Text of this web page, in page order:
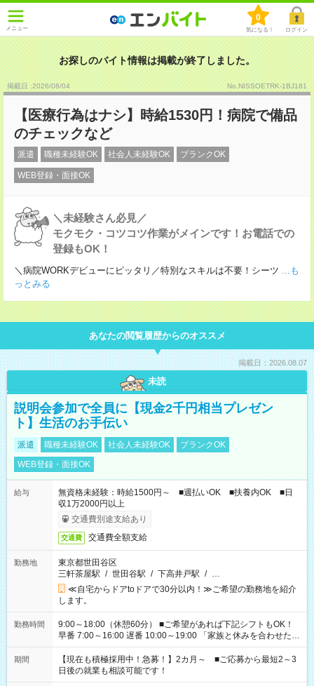
メニュー
0
気になる！ ログイン
お探しのバイト情報は掲載が終了しました。
掲載日 :2026/08/04 No.NISSOETRK-1BJ181
【医療行為はナシ】時給1530円！病院で備品
のチェックなど
派遣 職種未経験OK 社会人未経験OK ブランクOK
WEB登録・面接OK
＼未経験さん必見／
モクモク・コツコツ作業がメインです！お電話での
登録もOK！
＼病院WORKデビューにピッタリ／特別なスキルは不要！シーツ ...も
っとみる
あなたの閲覧履歴からのオススメ
掲載日：2026.08.07
未読
説明会参加で全員に【現金2千円相当プレゼン
ト】生活のお手伝い
派遣 職種未経験OK 社会人未経験OK
ブランクOK
WEB登録・面接OK
給与
無資格未経験：時給1500円～ ■週払いOK ■扶養内OK ■日
収1万2000円以上
交通費別途支給あり
交通費 交通費全額支給
勤務地
東京都世田谷区
三軒茶屋駅 / 世田谷駅 / 下高井戸駅 / …
≪自宅からドアtoドアで30分以内！≫ご希望の勤務地を紹介
します。
勤務時間
9:00～18:00（休憩60分） ■ご希望があれば下記シフトもOK！
早番 7:00～16:00 遅番 10:00～19:00 「家族と休みを合わせた
い」 「余裕を持って夕飯の準備がしたい」 「できれば残業はし
たくない」 など、ご希望を教えてくださいね。 ※Wワーク希望
の方へ 今ご覧のお仕事で希望する勤務時間と、もう1つのお仕事
の勤務時間。 合計で週40時間を超える場合は応募できません。
期間
【現在も積極採用中！急募！】2カ月～ ■ご応募から最短2～3
日後の就業も相談可能です！